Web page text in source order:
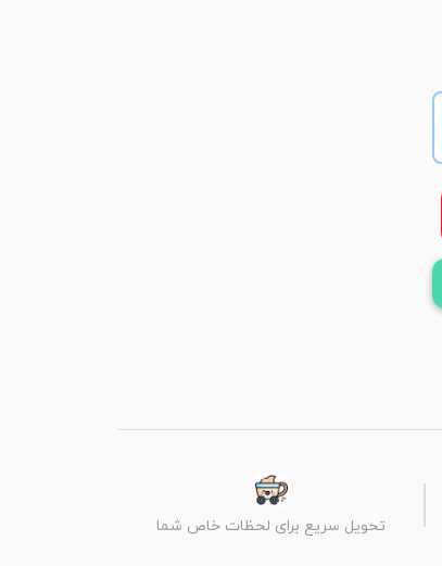
تحویل سریع برای لحظات خاص شما